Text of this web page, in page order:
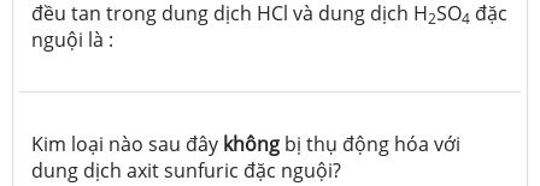
đều tan trong dung dịch HCl và dung dịch H2SO4 đặc
nguội là :
Kim loại nào sau đây không bị thụ động hóa với
dung dịch axit sunfuric đặc nguội?